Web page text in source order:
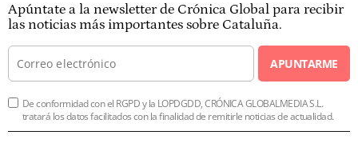
Apúntate a la newsletter de Crónica Global para recibir
las noticias más importantes sobre Cataluña.
APUNTARME
De conformidad con el RGPD y la LOPDGDD, CRÓNICA GLOBALMEDIA S.L.
tratará los datos facilitados con la finalidad de remitirle noticias de actualidad.